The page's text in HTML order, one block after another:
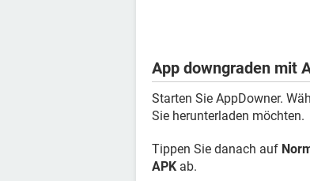
App downgraden mit
Starten Sie AppDowner.
Sie herunterladen möchten.
Tippen Sie danach auf
APK ab.